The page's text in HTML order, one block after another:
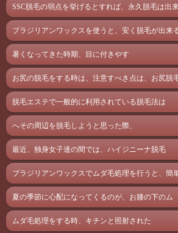
SSC脱毛の弱点を挙げるとすれば、永久脱毛は出
ブラジリアンワックスを使うと、安く脱毛が出来
暑くなってきた時期、目に付きやす
お尻の脱毛をする時は、注意すべき点は、お尻脱
脱毛エステで一般的に利用されている脱毛法は
へその周辺を脱毛しようと思った際、
最近、独身女子達の間では、ハイジニーナ脱毛
ブラジリアンワックスでムダ毛処理を行うと、簡
夏の季節に心配になってくるのが、お膝の下のム
ムダ毛処理をする時、キチンと照射された